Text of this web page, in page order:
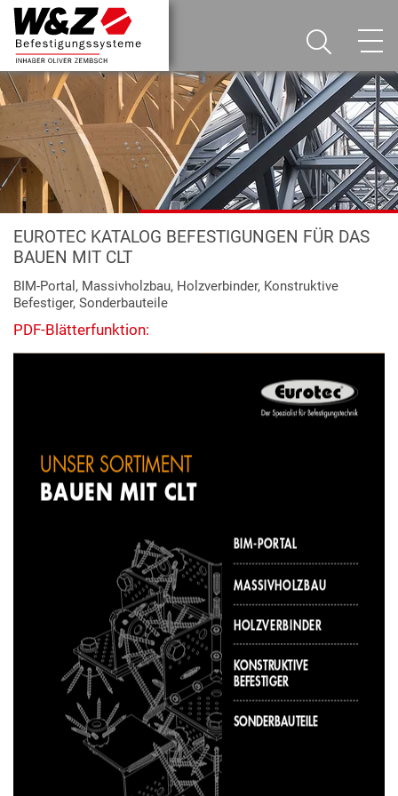
EUROTEC KATALOG BEFESTIGUNGEN FÜR DAS
BAUEN MIT CLT
BIM-Portal, Massivholzbau, Holzverbinder, Konstruktive
Befestiger, Sonderbauteile
PDF-Blätterfunktion: